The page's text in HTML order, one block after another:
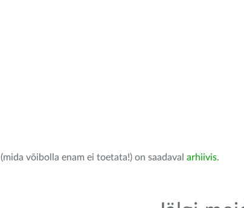
võibolla enam ei toetata!) on saadaval arhiivis.